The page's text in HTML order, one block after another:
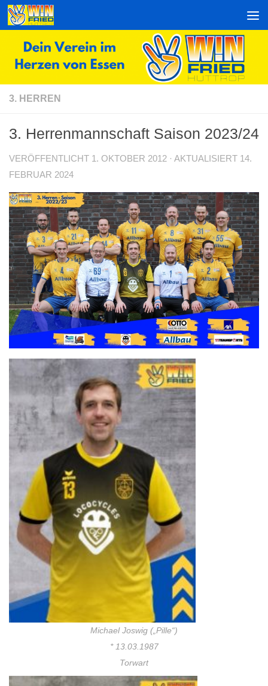
Zum Inhalt springen
3. HERREN
3. Herrenmannschaft Saison 2023/24
VERÖFFENTLICHT 1. OKTOBER 2012 · AKTUALISIERT 14.
FEBRUAR 2024
Michael Joswig („Pille“)
* 13.03.1987
Torwart